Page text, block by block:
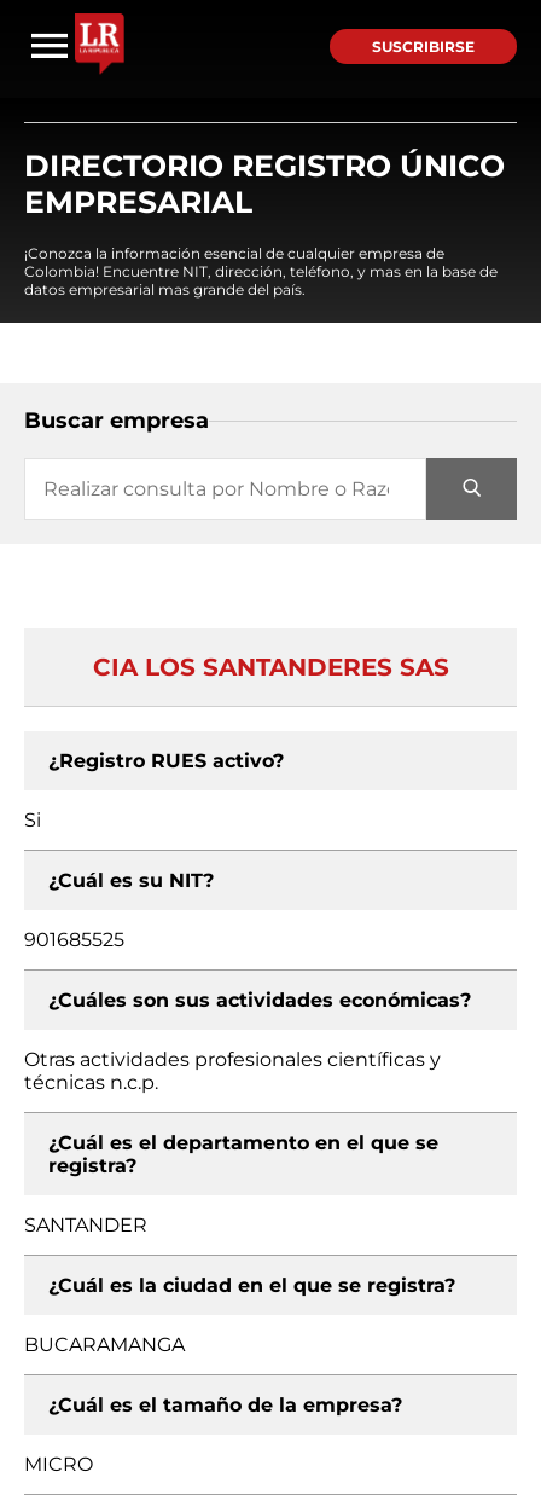
SUSCRIBIRSE
DIRECTORIO REGISTRO ÚNICO
EMPRESARIAL
¡Conozca la información esencial de cualquier empresa de
Colombia! Encuentre NIT, dirección, teléfono, y mas en la base de
datos empresarial mas grande del país.
Buscar empresa
CIA LOS SANTANDERES SAS
¿Registro RUES activo?
Si
¿Cuál es su NIT?
901685525
¿Cuáles son sus actividades económicas?
Otras actividades profesionales científicas y
técnicas n.c.p.
¿Cuál es el departamento en el que se
registra?
SANTANDER
¿Cuál es la ciudad en el que se registra?
BUCARAMANGA
¿Cuál es el tamaño de la empresa?
MICRO